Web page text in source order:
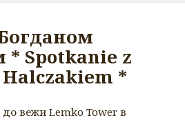
* Spotkanie z
*
вежи Lemko Tower в